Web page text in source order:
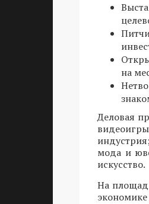
на
Деловая
мода и
искусство.
На